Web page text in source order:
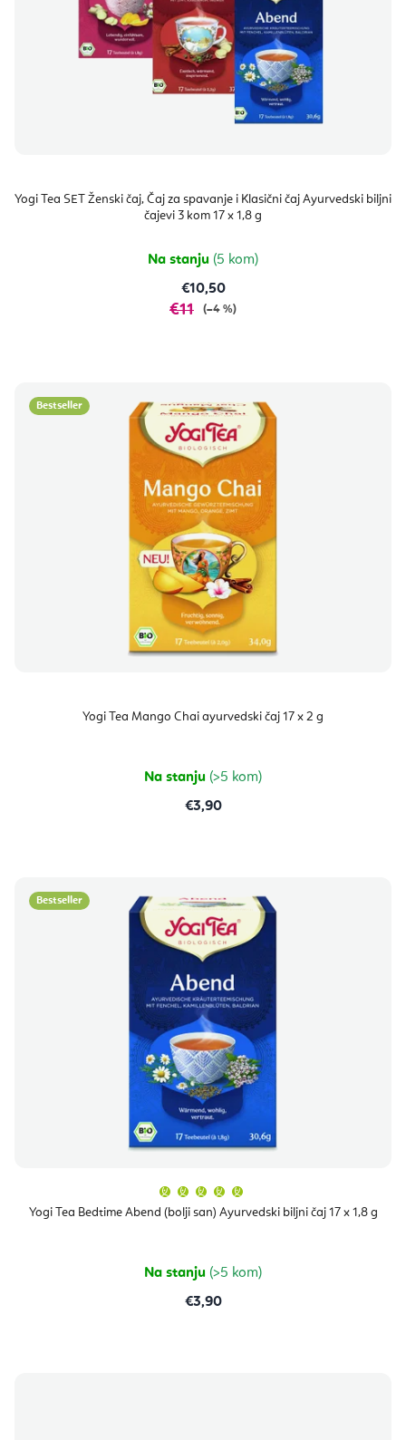
Yogi Tea SET Ženski čaj, Čaj za spavanje i Klasični čaj Ayurvedski biljni
čajevi 3 kom 17 x 1,8 g
Na stanju (5 kom)
€10,50
€11 (–4 %)
Bestseller
Yogi Tea Mango Chai ayurvedski čaj 17 x 2 g
Na stanju (>5 kom)
€3,90
Bestseller
Yogi Tea Bedtime Abend (bolji san) Ayurvedski biljni čaj 17 x 1,8 g
proizvoda
je
zvjezdica.
Na stanju (>5 kom)
€3,90